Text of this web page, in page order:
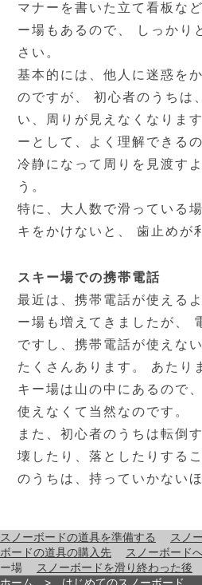
マナーを書いた立て看板な
ー場もあるので、 しっかり
さい。
基本的には、他人に迷惑を
のですが、 初心者のうちは
い、周りが見えなくなりま
ーとして、よく理解できる
冷静になって周りを見渡す
う。
特に、大人数で滑っている
キをかけないと、 歯止めが
スキー場での携帯電話
最近は、携帯電話が使える
ー場も増えてきましたが、
ですし、携帯電話が使えな
たくさんあります。 あたり
キー場は山の中にあるので
使えなくて当然なのです。
また、初心者のうちは転倒
壊したり、落としたりする
のうちは、持っていかない
スノーボードの道具を準備する スノ
ボードの道具の購入先
スノーボード
ー場
スノーボードを滑り終わった後